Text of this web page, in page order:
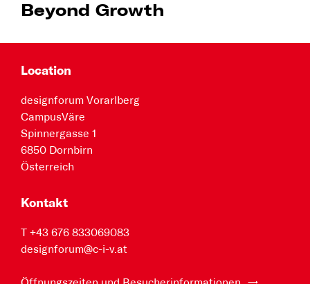
Beyond Growth
Location
designforum Vorarlberg
CampusVäre
Spinnergasse 1
6850 Dornbirn
Österreich
Kontakt
T +43 676 833069083
designforum@c-i-v.at